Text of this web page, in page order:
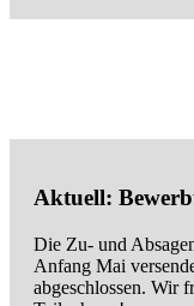
Aktuell:
Die Zu- und
Anfang Mai
abgeschlossen. Wir